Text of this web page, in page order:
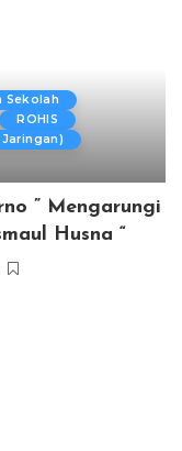
Sekolah
ROHIS
” Mengarungi
Husna “